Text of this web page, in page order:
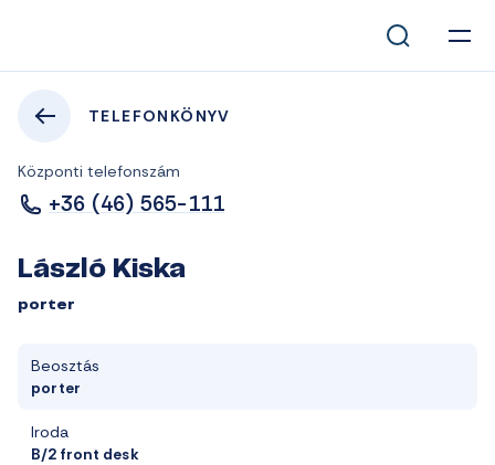
TELEFONKÖNYV
Központi telefonszám
+36 (46) 565-111
László Kiska
porter
Beosztás
porter
Iroda
B/2 front desk